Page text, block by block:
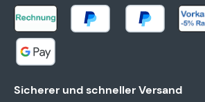
Sicherer und schneller Versand